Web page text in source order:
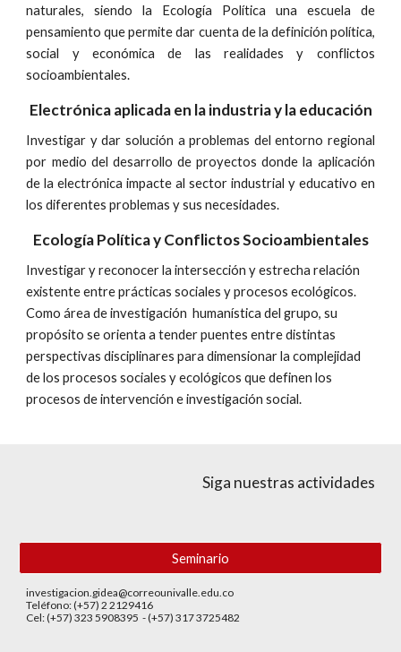
naturales, siendo la Ecología Política una escuela de
pensamiento que permite dar cuenta de la definición política,
social y económica de las realidades y conflictos
socioambientales.
Electrónica aplicada en la industria y la educación
Investigar y dar solución a problemas del entorno regional
por medio del desarrollo de proyectos donde la aplicación
de la electrónica impacte al sector industrial y educativo en
los diferentes problemas y sus necesidades.
Ecología Política y Conflictos Socioambientales
Investigar y reconocer la intersección y estrecha relación
existente entre prácticas sociales y procesos ecológicos.
Como área de investigación humanística del grupo, su
propósito se orienta a tender puentes entre distintas
perspectivas disciplinares para dimensionar la complejidad
de los procesos sociales y ecológicos que definen los
procesos de intervención e investigación social.
Siga nuestras actividades
Seminario
investigacion.gidea@correounivalle.edu.co
Teléfono: (+57) 2 2129416
Cel: (+57) 323 5908395 - (+57) 317 3725482